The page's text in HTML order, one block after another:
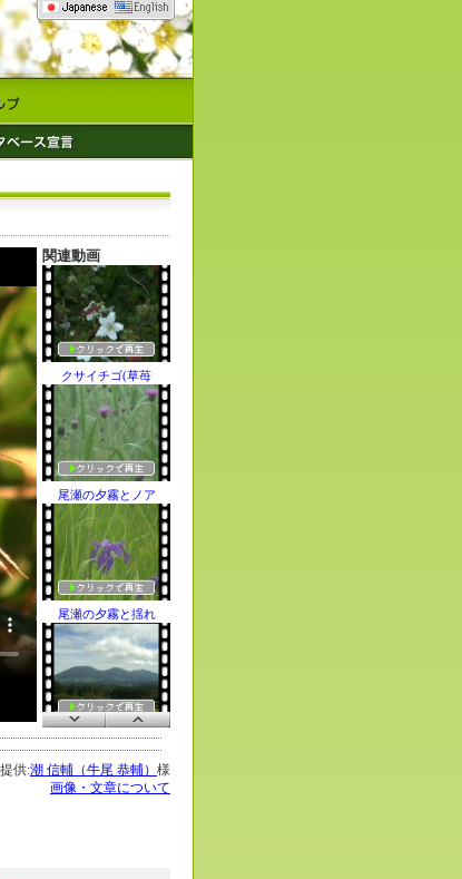
関連動画
クサイチゴ(草苺
尾瀬の夕霧とノア
尾瀬の夕霧と揺れ
供:潮 信輔（牛尾 恭輔） 様
画像・文章について